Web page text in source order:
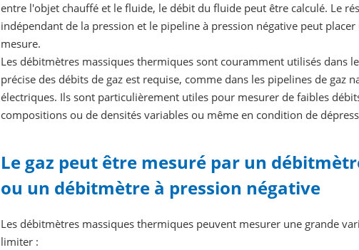
entre l'objet chauffé et le fluide, le débit du fluide peut être calculé. Le
indépendant de la pression et le pipeline à pression négative peut
mesure.
Les débitmètres massiques thermiques sont couramment utilisés dans
précise des débits de gaz est requise, comme dans les pipelines de gaz
électriques. Ils sont particulièrement utiles pour mesurer de faibles
compositions ou de densités variables ou même en condition de
Le gaz peut être mesuré par un
ou un débitmètre à pression négative
Les débitmètres massiques thermiques peuvent mesurer une grande
limiter :